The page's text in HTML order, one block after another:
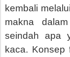
kembali
makna
seindah apa
kaca. Konsep